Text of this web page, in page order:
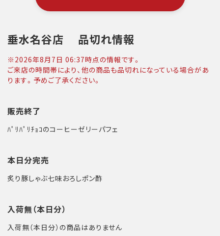
垂水名谷店 品切れ情報
※ 2026年8月7日 06:37時点の情報です。
ご来店の時間帯により、他の商品も品切れになっている場合があ
ります。予めご了承ください。
販売終了
ﾊﾟﾘﾊﾟﾘﾁｮｺのコーヒーゼリーパフェ
本日分完売
炙り豚しゃぶ七味おろしポン酢
入荷無（本日分）
入荷無（本日分）の商品はありません